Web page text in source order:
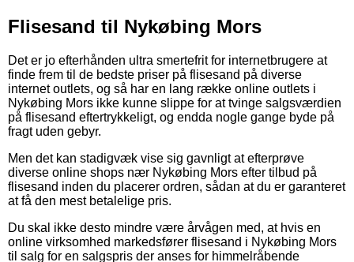
Flisesand til Nykøbing Mors
Det er jo efterhånden ultra smertefrit for internetbrugere at
finde frem til de bedste priser på flisesand på diverse
internet outlets, og så har en lang række online outlets i
Nykøbing Mors ikke kunne slippe for at tvinge salgsværdien
på flisesand eftertrykkeligt, og endda nogle gange byde på
fragt uden gebyr.
Men det kan stadigvæk vise sig gavnligt at efterprøve
diverse online shops nær Nykøbing Mors efter tilbud på
flisesand inden du placerer ordren, sådan at du er garanteret
at få den mest betalelige pris.
Du skal ikke desto mindre være årvågen med, at hvis en
online virksomhed markedsfører flisesand i Nykøbing Mors
til salg for en salgspris der anses for himmelråbende